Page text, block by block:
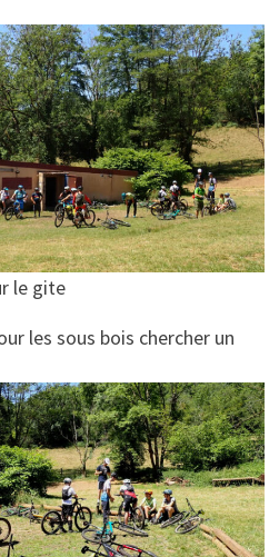
le gite
les sous bois chercher un